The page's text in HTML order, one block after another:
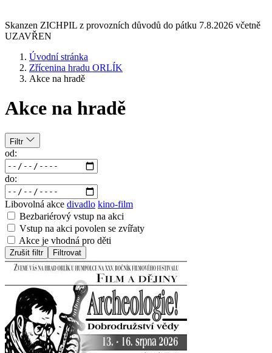
Skanzen ZICHPIL z provozních důvodů do pátku 7.8.2026 včetně
UZAVŘEN
Úvodní stránka
Zřícenina hradu ORLÍK
Akce na hradě
Akce na hradě
Filtr
od:
do:
Libovolná akce divadlo kino-film
Bezbariérový vstup na akci
Vstup na akci povolen se zvířaty
Akce je vhodná pro děti
Zrušit filtr Filtrovat